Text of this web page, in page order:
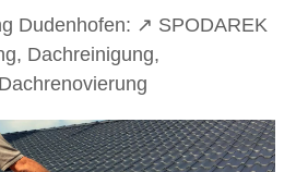
Dudenhofen: ↗️ SPODAREK
Dachreinigung,